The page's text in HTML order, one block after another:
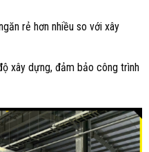
rẻ hơn nhiều so với xây
xây dựng, đảm bảo công trình